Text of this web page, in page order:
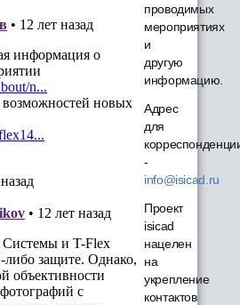
проводимых
мероприятиях
и
другую
информацию.
Адрес
для
-
info@isicad.ru
Проект
isicad
нацелен
на
укрепление
контактов